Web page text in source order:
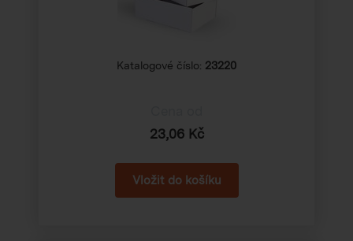
Katalogové číslo: 23220
23,06 Kč